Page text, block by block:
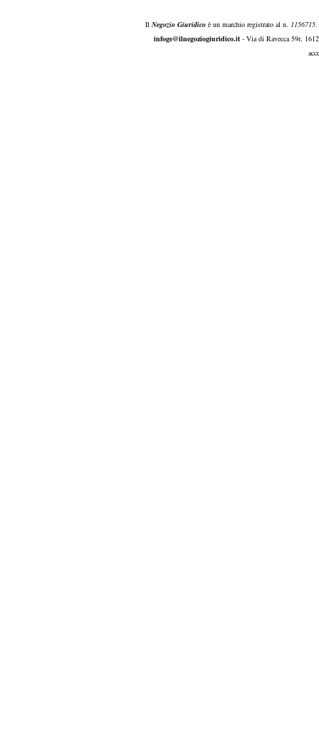
Il Negozio Giuridico è un marchio registrato al n. 1156715.
infoge@ilnegoziogiuridico.it - Via di Ravecca 59r,